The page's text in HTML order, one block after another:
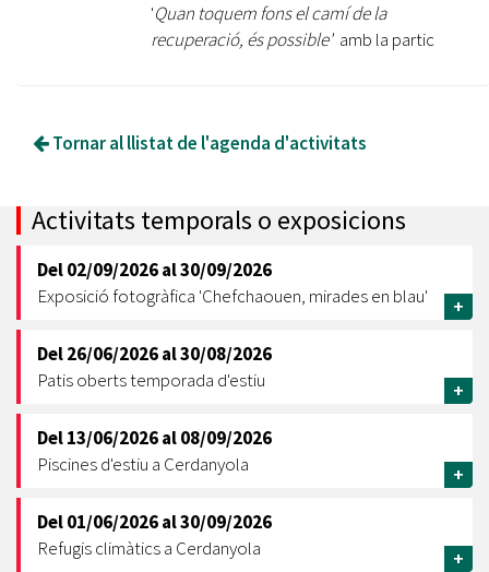
'Quan toquem fons el camí de la
recuperació, és possible'amb la partic
Tornar al llistat de l'agenda d'activitats
Activitats temporals o exposicions
Del02/09/2026al30/09/2026
Exposició fotogràfica 'Chefchaouen, mirades en blau'
+
Del26/06/2026al30/08/2026
Patis oberts temporada d'estiu
+
Del13/06/2026al08/09/2026
Piscines d'estiu a Cerdanyola
+
Del01/06/2026al30/09/2026
Refugis climàtics a Cerdanyola
+